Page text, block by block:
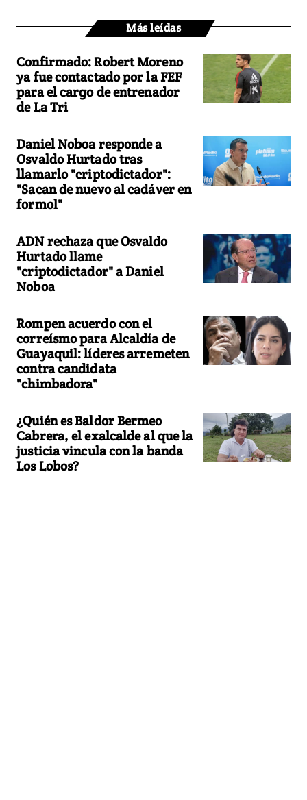
Más leídas
Confirmado: Robert Moreno
ya fue contactado por la FEF
para el cargo de entrenador
de La Tri
Daniel Noboa responde a
Osvaldo Hurtado tras
llamarlo "criptodictador":
"Sacan de nuevo al cadáver en
formol"
ADN rechaza que Osvaldo
Hurtado llame
"criptodictador" a Daniel
Noboa
Rompen acuerdo con el
correísmo para Alcaldía de
Guayaquil: líderes arremeten
contra candidata
"chimbadora"
¿Quién es Baldor Bermeo
Cabrera, el exalcalde al que la
justicia vincula con la banda
Los Lobos?